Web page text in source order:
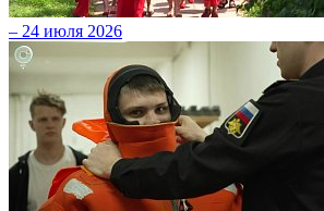
– 24 июля 2026